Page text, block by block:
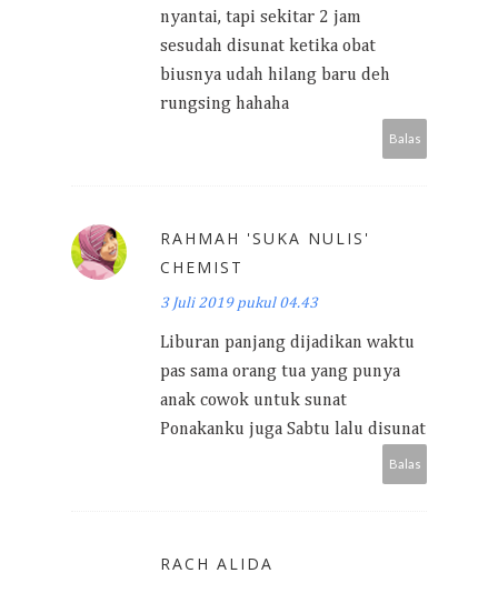
nyantai, tapi sekitar 2 jam
sesudah disunat ketika obat
biusnya udah hilang baru deh
rungsing hahaha
Balas
RAHMAH 'SUKA NULIS'
CHEMIST
3 Juli 2019 pukul 04.43
Liburan panjang dijadikan waktu
pas sama orang tua yang punya
anak cowok untuk sunat
Ponakanku juga Sabtu lalu disunat
Balas
RACH ALIDA